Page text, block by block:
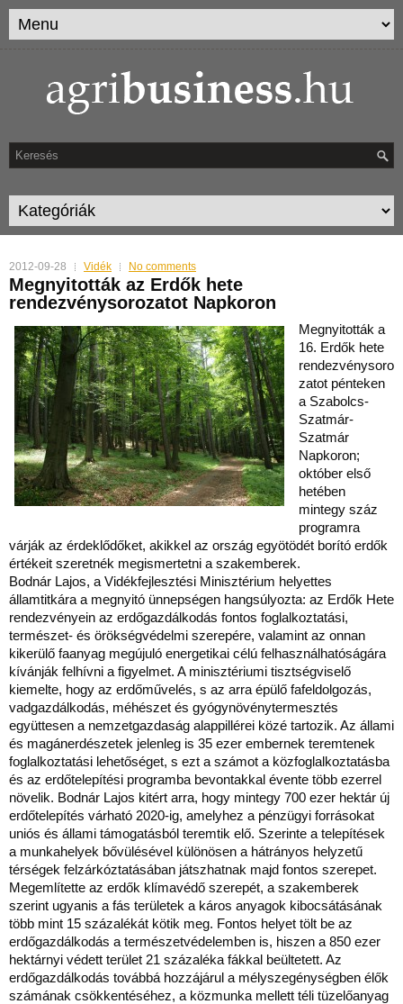
2012-09-28 Vidék No comments
Megnyitották az Erdők hete
rendezvénysorozatot Napkoron
Megnyitották a
16. Erdők hete
rendezvénysoro
zatot pénteken
a Szabolcs-
Szatmár-
Szatmár
Napkoron;
október első
hetében
mintegy száz
programra
várják az érdeklődőket, akikkel az ország egyötödét borító erdők
értékeit szeretnék megismertetni a szakemberek.
Bodnár Lajos, a Vidékfejlesztési Minisztérium helyettes
államtitkára a megnyitó ünnepségen hangsúlyozta: az Erdők Hete
rendezvényein az erdőgazdálkodás fontos foglalkoztatási,
természet- és örökségvédelmi szerepére, valamint az onnan
kikerülő faanyag megújuló energetikai célú felhasználhatóságára
kívánják felhívni a figyelmet. A minisztériumi tisztségviselő
kiemelte, hogy az erdőművelés, s az arra épülő fafeldolgozás,
vadgazdálkodás, méhészet és gyógynövénytermesztés
együttesen a nemzetgazdaság alappillérei közé tartozik. Az állami
és magánerdészetek jelenleg is 35 ezer embernek teremtenek
foglalkoztatási lehetőséget, s ezt a számot a közfoglalkoztatásba
és az erdőtelepítési programba bevontakkal évente több ezerrel
növelik. Bodnár Lajos kitért arra, hogy mintegy 700 ezer hektár új
erdőtelepítés várható 2020-ig, amelyhez a pénzügyi forrásokat
uniós és állami támogatásból teremtik elő. Szerinte a telepítések
a munkahelyek bővülésével különösen a hátrányos helyzetű
térségek felzárkóztatásában játszhatnak majd fontos szerepet.
Megemlítette az erdők klímavédő szerepét, a szakemberek
szerint ugyanis a fás területek a káros anyagok kibocsátásának
több mint 15 százalékát kötik meg. Fontos helyet tölt be az
erdőgazdálkodás a természetvédelemben is, hiszen a 850 ezer
hektárnyi védett terület 21 százaléka fákkal beültetett. Az
erdőgazdálkodás továbbá hozzájárul a mélyszegénységben élők
számának csökkentéséhez, a közmunka mellett téli tüzelőanyag